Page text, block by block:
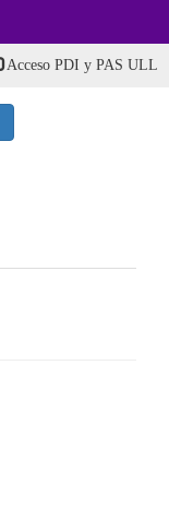
Acceso PDI y PAS ULL